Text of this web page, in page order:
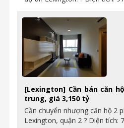
[Lexington] Cần bán căn
trung, giá 3,150 tỷ
Cần chuyển nhượng căn hộ 2
Lexington, quận 2 ? Diện tích: